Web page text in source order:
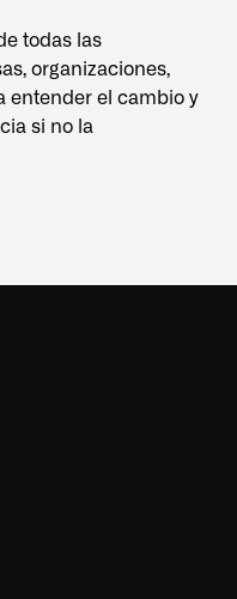
todas las
organizaciones,
entender el cambio y
si no la